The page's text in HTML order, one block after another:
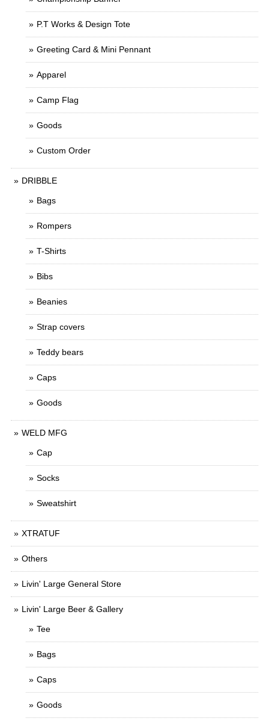
P.T Works & Design Tote
Greeting Card & Mini Pennant
Apparel
Camp Flag
Goods
Custom Order
DRIBBLE
Bags
Rompers
T-Shirts
Bibs
Beanies
Strap covers
Teddy bears
Caps
Goods
WELD MFG
Cap
Socks
Sweatshirt
XTRATUF
Others
Livin' Large General Store
Livin' Large Beer & Gallery
Tee
Bags
Caps
Goods